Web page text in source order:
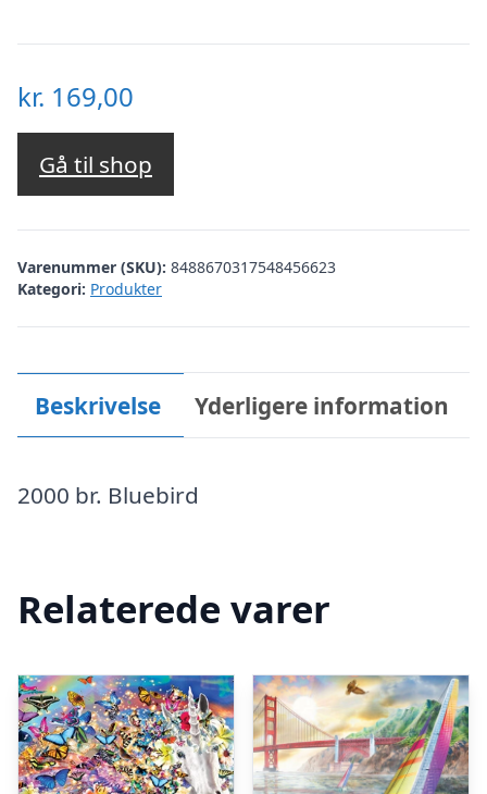
kr. 169,00
Gå til shop
Varenummer (SKU): 8488670317548456623
Kategori: Produkter
Beskrivelse Yderligere information
2000 br. Bluebird
Relaterede varer